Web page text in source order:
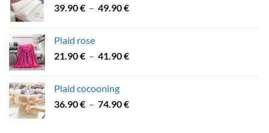
à
39.90€ – 49.90€Plage
à
Plaid rose
21.90€ – 41.90€Plage
à
Plaid cocooning
36.90€ – 74.90€Plage